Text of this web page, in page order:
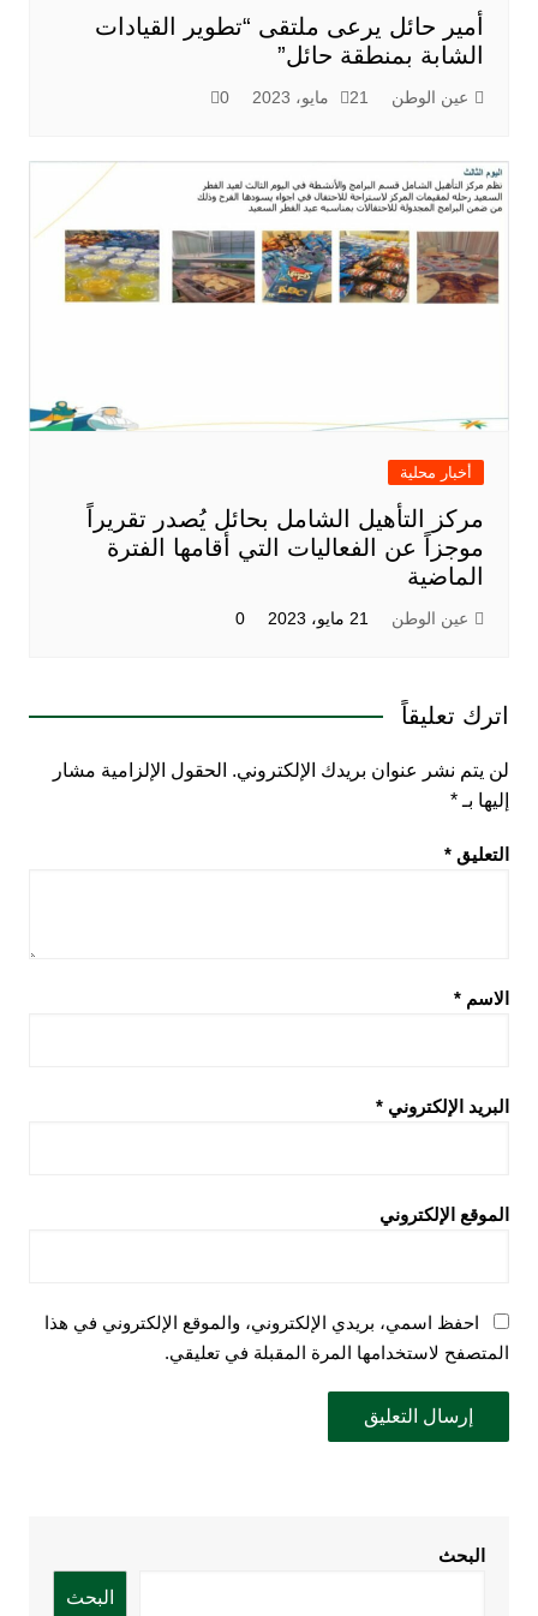
أمير حائل يرعى ملتقى “تطوير القيادات
الشابة بمنطقة حائل”
عين الوطن 21 مايو، 2023 0
أخبار محلية
مركز التأهيل الشامل بحائل يُصدر تقريراً
موجزاً عن الفعاليات التي أقامها الفترة
الماضية
عين الوطن 21 مايو، 2023 0
اترك تعليقاً
لن يتم نشر عنوان بريدك الإلكتروني. الحقول الإلزامية مشار
إليها بـ *
التعليق *
الاسم *
البريد الإلكتروني *
الموقع الإلكتروني
احفظ اسمي، بريدي الإلكتروني، والموقع الإلكتروني في هذا
المتصفح لاستخدامها المرة المقبلة في تعليقي.
البحث
البحث